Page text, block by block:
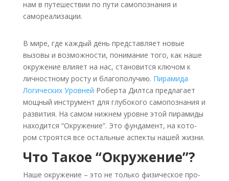
нам в путешествии по пути самопознания и
самореализации.
В мире, где каж­дый день пред­став­ля­ет новые
вызо­вы и воз­мож­но­сти, пони­ма­ние того, как наше
окру­же­ние вли­я­ет на нас, ста­но­вит­ся клю­чом к
лич­ност­но­му росту и бла­го­по­лу­чию. Пира­ми­да
Логи­че­ских Уров­ней Робер­та Дилт­са пред­ла­га­ет
мощ­ный инстру­мент для глу­бо­ко­го само­по­зна­ния и
раз­ви­тия. На самом ниж­нем уровне этой пира­ми­ды
нахо­дит­ся “Окру­же­ние”. Это фун­да­мент, на кото­
ром стро­ят­ся все осталь­ные аспек­ты нашей жиз­ни.
Что Такое “Окружение”?
Наше окру­же­ние – это не толь­ко физи­че­ское про­